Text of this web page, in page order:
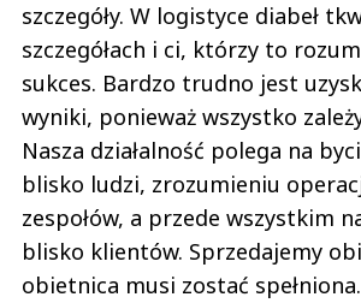
szczegóły. W logistyce diabeł
szczegółach i ci, którzy to
sukces. Bardzo trudno jest
wyniki, ponieważ wszystko
Nasza działalność polega na
blisko ludzi, zrozumieniu
zespołów, a przede wszystkim
blisko klientów. Sprzedajemy
obietnica musi zostać